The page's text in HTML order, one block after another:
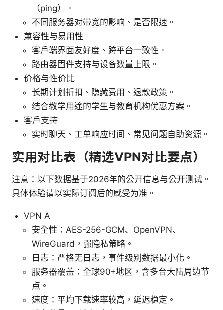
（ping）。
不同服务器对带宽的影响、是否限速。
兼容性与易用性
客户端界面友好度、跨平台一致性。
路由器固件支持与设备数量上限。
价格与性价比
长期计划折扣、隐藏费用、退款政策。
结合教学用途的学生与教育机构优惠方案。
客户支持
实时聊天、工单响应时间、常见问题自助资源。
实用对比表（精选VPN对比要点）
注意：以下数据基于2026年的公开信息与公开测试。
具体体验请以实际订阅后的感受为准。
VPN A
安全性：AES-256-GCM、OpenVPN、
WireGuard，强隐私策略。
日志：严格无日志，事件级别数据最小化。
服务器覆盖：全球90+地区，含多台大陆周边节
点。
速度：平均下载速率较高，延迟稳定。